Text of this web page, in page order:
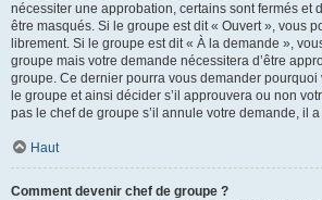
nécessiter une approbation, certains sont fermés et
être masqués. Si le groupe est dit « Ouvert », vous
librement. Si le groupe est dit « À la demande »,
groupe mais votre demande nécessitera d’être
groupe. Ce dernier pourra vous demander
le groupe et ainsi décider s’il approuvera ou non
pas le chef de groupe s’il annule votre demande, il
Haut
Comment devenir chef de groupe ?